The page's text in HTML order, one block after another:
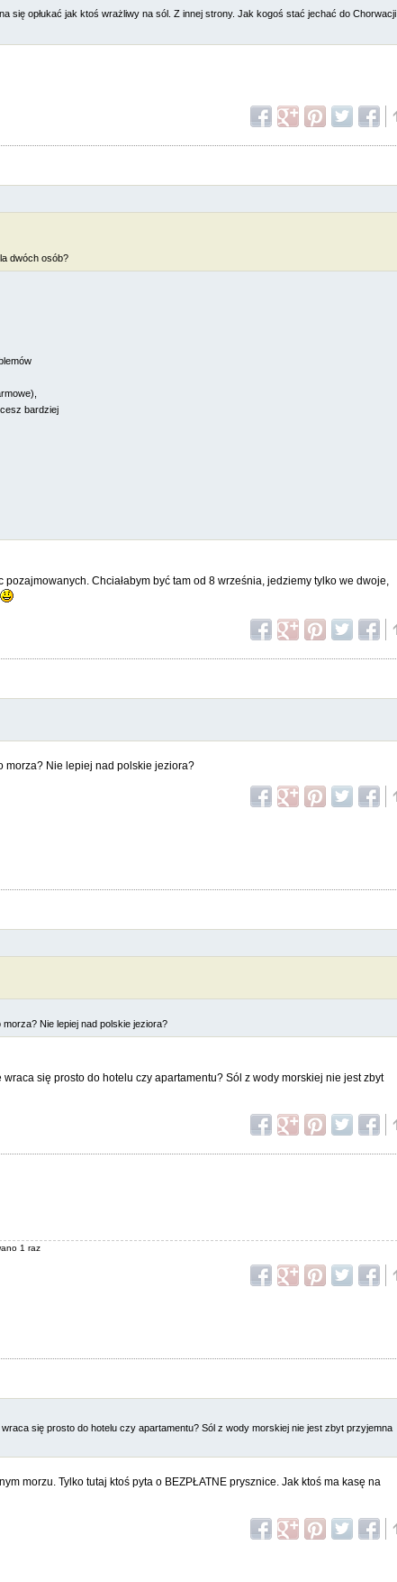
się opłukać jak ktoś wrażliwy na sól. Z innej strony. Jak kogoś stać jechać do Chorwacji
dwóch osób?
bardziej
Chciałabym być tam od 8 września, jedziemy tylko we dwoje,
morza? Nie lepiej nad polskie jeziora?
Nie lepiej nad polskie jeziora?
wraca się prosto do hotelu czy apartamentu? Sól z wody morskiej nie jest zbyt
1 raz
się prosto do hotelu czy apartamentu? Sól z wody morskiej nie jest zbyt przyjemna
morzu. Tylko tutaj ktoś pyta o BEZPŁATNE prysznice. Jak ktoś ma kasę na